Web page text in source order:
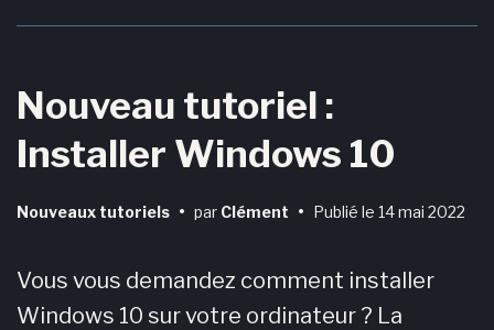
Nouveau tutoriel :
Installer Windows 10
Nouveaux tutoriels • par Clément • Publié le 14 mai 2022
Vous vous demandez comment installer
Windows 10 sur votre ordinateur ? La